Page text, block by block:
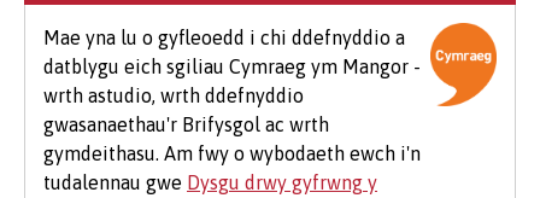
dewisol a meddalwedd.
Mae hefyd rai costau ychwanegol cyffredin sy'n
debygol o godi i fyfyrwyr ar bob cwrs, er
enghraifft os byddwch yn mynychu eich
Seremoni Raddio, bydd cost am logi gŵn (£25-
Mae yna lu o gyfleoedd i chi ddefnyddio a
datblygu eich sgiliau Cymraeg ym Mangor -
wrth astudio, wrth ddefnyddio
gwasanaethau'r Brifysgol ac wrth
gymdeithasu. Am fwy o wybodaeth ewch i'n
tudalennau gwe Dysgu drwy gyfrwng y